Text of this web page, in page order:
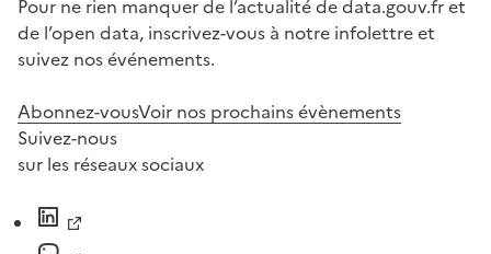
Pour ne rien manquer de l’actualité de data.gouv.fr et
de l’open data, inscrivez-vous à notre infolettre et
suivez nos événements.
Abonnez-vousVoir nos prochains évènements
Suivez-nous
sur les réseaux sociaux